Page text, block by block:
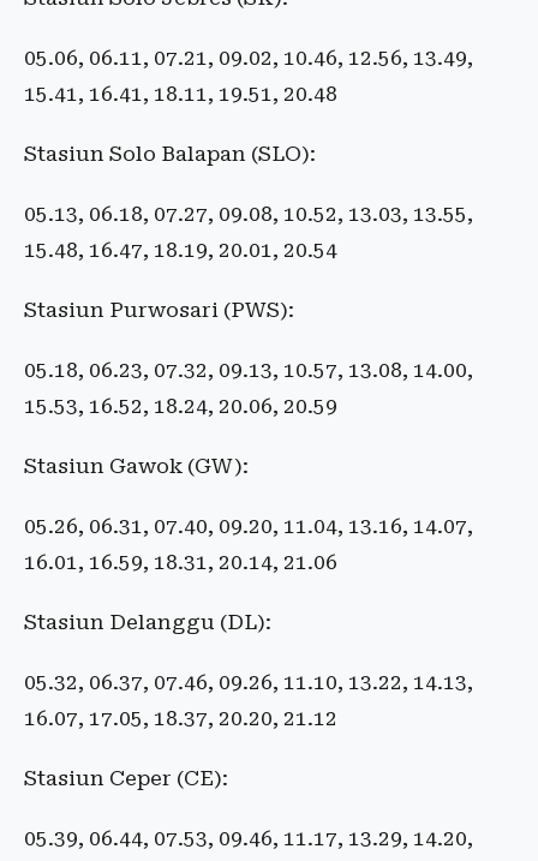
05.06, 06.11, 07.21, 09.02, 10.46, 12.56, 13.49,
15.41, 16.41, 18.11, 19.51, 20.48
Stasiun Solo Balapan (SLO):
05.13, 06.18, 07.27, 09.08, 10.52, 13.03, 13.55,
15.48, 16.47, 18.19, 20.01, 20.54
Stasiun Purwosari (PWS):
05.18, 06.23, 07.32, 09.13, 10.57, 13.08, 14.00,
15.53, 16.52, 18.24, 20.06, 20.59
Stasiun Gawok (GW):
05.26, 06.31, 07.40, 09.20, 11.04, 13.16, 14.07,
16.01, 16.59, 18.31, 20.14, 21.06
Stasiun Delanggu (DL):
05.32, 06.37, 07.46, 09.26, 11.10, 13.22, 14.13,
16.07, 17.05, 18.37, 20.20, 21.12
Stasiun Ceper (CE):
05.39, 06.44, 07.53, 09.46, 11.17, 13.29, 14.20,